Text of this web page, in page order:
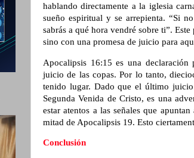
hablando directamente a la iglesia
sueño espiritual y se arrepienta. “Si
sabrás a qué hora vendré sobre ti”.
sino con una promesa de juicio para
Apocalipsis 16:15 es una
juicio de las copas. Por lo tanto,
tenido lugar. Dado que el último
Segunda Venida de Cristo, es una
estar atentos a las señales que
mitad de Apocalipsis 19. Esto
Conclusión